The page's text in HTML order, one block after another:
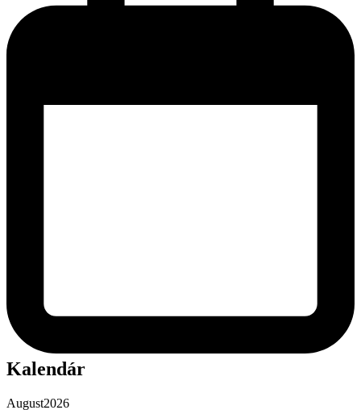
Kalendár
August2026